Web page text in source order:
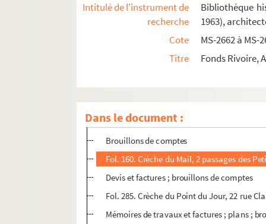
Intitulé de l'instrument de
recherche
Bibliothèque
1963),
Cote
MS-2662 à MS-
Titre
Fonds Rivoire,
Dans le document :
4-MS-2664. Documents relatifs à la
2-MS-2665. Documents relatifs à divers
4-MS-2666. Documents relatifs à la Crèche
4-MS-2667. Documents de divers
Fol. 1. Crèche de la Santé, 1 bis rue
Mémoires de travaux, notes d'honoraires
Brouillons de comptes
Fol. 160. Crèche du Mail, 2 passages des
Devis et factures ; brouillons de comptes
Fol. 285. Crèche du Point du Jour, 22 rue
Mémoires de travaux et factures ; plans ;